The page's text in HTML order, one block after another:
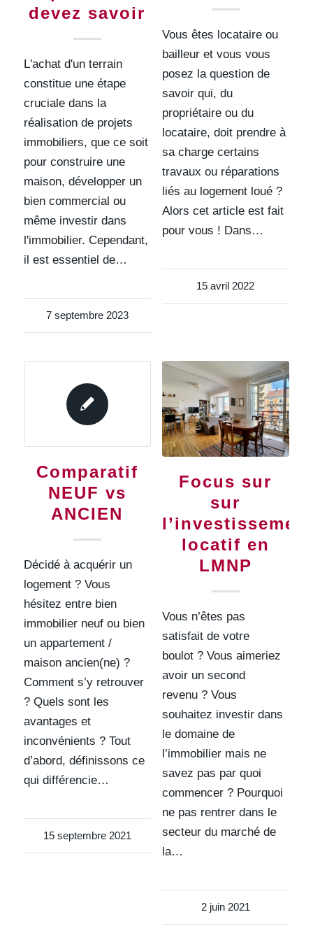
devez savoir
L'achat d'un terrain
constitue une étape
cruciale dans la
réalisation de projets
immobiliers, que ce soit
pour construire une
maison, développer un
bien commercial ou
même investir dans
l'immobilier. Cependant,
il est essentiel de…
7 septembre 2023
Vous êtes locataire ou
bailleur et vous vous
posez la question de
savoir qui, du
propriétaire ou du
locataire, doit prendre à
sa charge certains
travaux ou réparations
liés au logement loué ?
Alors cet article est fait
pour vous ! Dans…
15 avril 2022
Comparatif
NEUF vs
ANCIEN
Décidé à acquérir un
logement ? Vous
hésitez entre bien
immobilier neuf ou bien
un appartement /
maison ancien(ne) ?
Comment s’y retrouver
? Quels sont les
avantages et
inconvénients ? Tout
d’abord, définissons ce
qui différencie…
15 septembre 2021
Focus sur
sur
locatif en
LMNP
Vous n’êtes pas
satisfait de votre
boulot ? Vous aimeriez
avoir un second
revenu ? Vous
souhaitez investir dans
le domaine de
l’immobilier mais ne
savez pas par quoi
commencer ? Pourquoi
ne pas rentrer dans le
secteur du marché de
la…
2 juin 2021